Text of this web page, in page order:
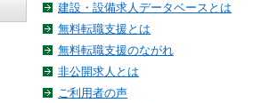
建設・設備求人データベースとは
無料転職支援とは
無料転職支援のながれ
非公開求人とは
ご利用者の声